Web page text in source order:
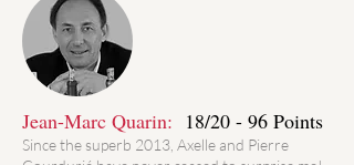
Jean-Marc Quarin: 18/20 - 96 Points
Since the superb 2013, Axelle and Pierre